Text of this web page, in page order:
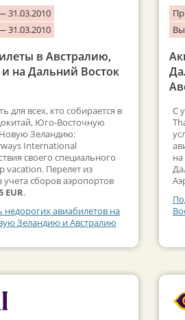
31.03.2010
31.03.2010
в Австралию,
на Дальний Восток
для всех, кто собирается в
Юго-Восточную
Зеландию:
International
своего специального
vacation. Перелет из
сборов аэропортов
EUR.
авиабилетов на
Зеландию и Австралию
С